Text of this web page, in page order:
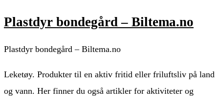
Plastdyr bondegård – Biltema.no
Plastdyr bondegård – Biltema.no
Leketøy. Produkter til en aktiv fritid eller friluftsliv på land
og vann. Her finner du også artikler for aktiviteter og